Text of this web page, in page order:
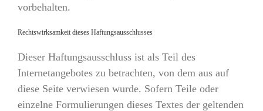
vorbehalten.
Rechtswirksamkeit dieses Haftungsausschlusses
Dieser Haftungsausschluss ist als Teil des
Internetangebotes zu betrachten, von dem aus auf
diese Seite verwiesen wurde. Sofern Teile oder
einzelne Formulierungen dieses Textes der geltenden